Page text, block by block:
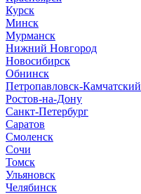
Курск
Минск
Мурманск
Нижний Новгород
Новосибирск
Обнинск
Петропавловск-Камчатский
Ростов-на-Дону
Санкт-Петербург
Саратов
Смоленск
Сочи
Томск
Ульяновск
Челябинск